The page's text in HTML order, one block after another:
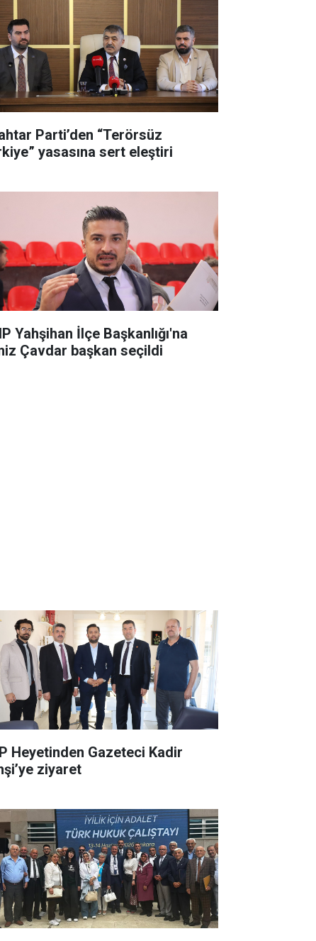
Parti’den “Terörsüz
yasasına sert eleştiri
Yahşihan İlçe Başkanlığı'na
Çavdar başkan seçildi
Heyetinden Gazeteci Kadir
ziyaret